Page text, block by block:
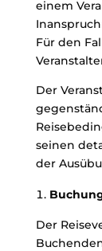
einem
Für den
Der
seinen
der
Der